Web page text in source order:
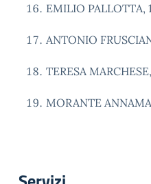
EMILIO PALLOTTA,
ANTONIO
TERESA
MORANTE